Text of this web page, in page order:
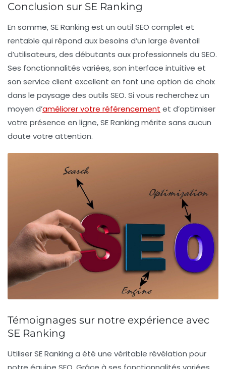
Conclusion sur SE Ranking
En somme, SE Ranking est un outil SEO complet et
rentable qui répond aux besoins d’un large éventail
d’utilisateurs, des débutants aux professionnels du SEO.
Ses fonctionnalités variées, son interface intuitive et
son service client excellent en font une option de choix
dans le paysage des outils SEO. Si vous recherchez un
moyen d’améliorer votre référencement et d’optimiser
votre présence en ligne, SE Ranking mérite sans aucun
doute votre attention.
Témoignages sur notre expérience avec
SE Ranking
Utiliser SE Ranking a été une véritable révélation pour